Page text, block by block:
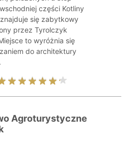
części Kotliny
się zabytkowy
przez Tyrolczyk
to wyróżnia się
do architektury
Agroturystyczne